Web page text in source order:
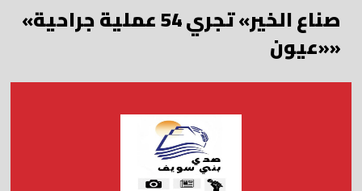
«صناع الخير» تجري 54 عملية جراحية
«عيون»